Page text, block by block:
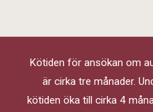
Kötiden för ansökan om
är cirka tre månader.
kötiden öka till cirka 4